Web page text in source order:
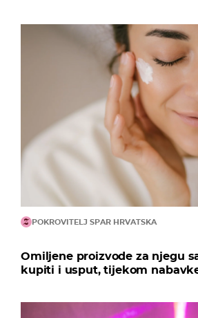
POKROVITELJ SPAR HRVATSKA
Omiljene proizvode za njegu
kupiti i usput, tijekom